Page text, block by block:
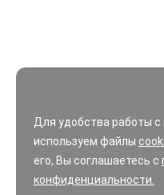
Для удобства работы
используем файлы
его, Вы соглашаетесь с
конфиденциальности.